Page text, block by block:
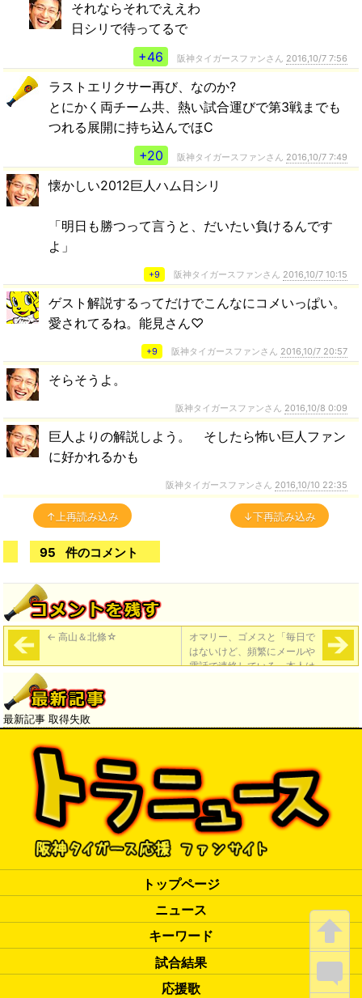
それならそれでええわ
日シリで待ってるで
+46
阪神タイガースファンさん 2016,10/7 7:56
ラストエリクサー再び、なのか?
とにかく両チーム共、熱い試合運びで第3戦までも
つれる展開に持ち込んでほC
+20
阪神タイガースファンさん 2016,10/7 7:49
懐かしい2012巨人ハム日シリ
「明日も勝つって言うと、だいたい負けるんです
よ」
+9 阪神タイガースファンさん 2016,10/7 10:15
ゲスト解説するってだけでこんなにコメいっぱい。
愛されてるね。能見さん♡
+9 阪神タイガースファンさん 2016,10/7 20:57
そらそうよ。
阪神タイガースファンさん 2016,10/8 0:09
巨人よりの解説しよう。 そしたら怖い巨人ファン
に好かれるかも
阪神タイガースファンさん 2016,10/10 22:35
↑上再読み込み ↓下再読み込み
95 件のコメント
← 高山＆北條☆
オマリー、ゴメスと「毎日で
はないけど、頻繁にメールや
電話で連絡している。本人は
最新記事 取得失敗
トップページ
ニュース
キーワード
試合結果
応援歌